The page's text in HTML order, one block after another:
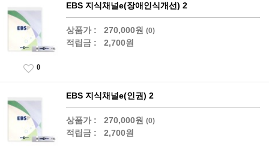
EBS 지식채널e(장애인식개선) 2
상품가 : 270,000원 (0)
적립금 : 2,700원
0
EBS 지식채널e(인권) 2
상품가 : 270,000원 (0)
적립금 : 2,700원